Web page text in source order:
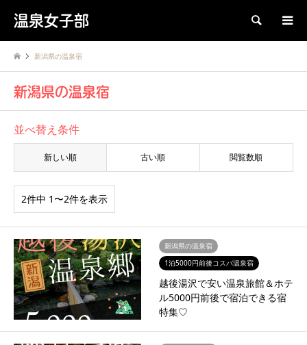
温泉女子部 検索
新潟県の温泉宿
新潟県の温泉宿
並べ替え条件
新しい順 古い順 閲覧数順
2件中 1〜2件を表示
新潟県の温泉宿
1泊5000円前後コスパ温泉宿
越後湯沢で安い温泉旅館＆ホテ
ル5000円前後で宿泊できる宿
特集♡